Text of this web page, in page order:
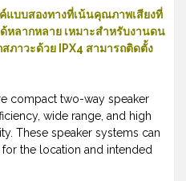
แบบสองทางที่เน้นคุณภาพเสียงที่
หลากหลาย เหมาะสำหรับงานดน
ภาวะด้วย
IPX4 สามารถติดตั้ง
compact two-way speaker
wide range, and high
These speaker systems can
the location and intended